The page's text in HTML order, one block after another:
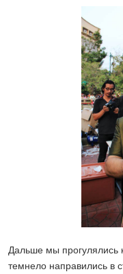
Дальше мы прогулялись
темнело направились в